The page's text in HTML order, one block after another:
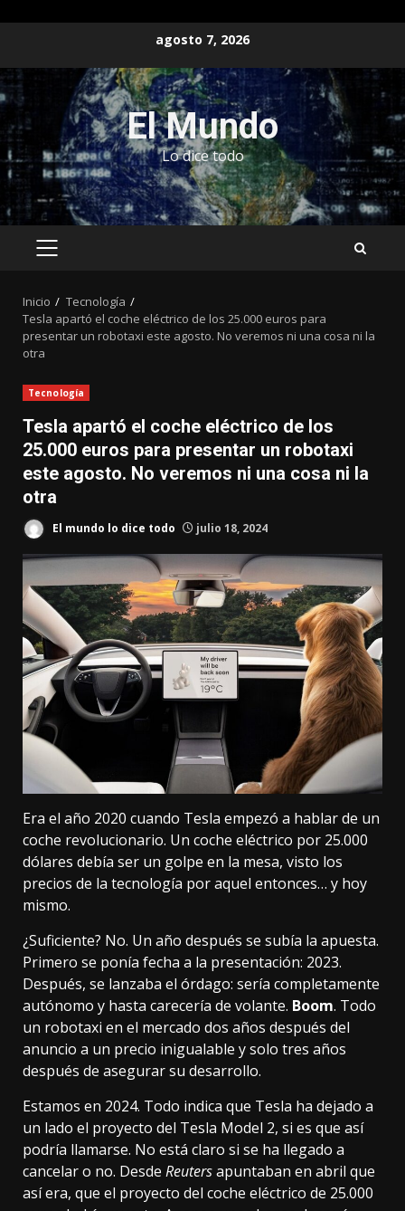
contenido
agosto 7, 2026
El Mundo
Lo dice todo
MENÚ
Inicio
Tecnología
Tesla apartó el coche eléctrico de los 25.000 euros para
presentar un robotaxi este agosto. No veremos ni una cosa ni la
otra
Tecnología
Tesla apartó el coche eléctrico de los
25.000 euros para presentar un robotaxi
este agosto. No veremos ni una cosa ni la
otra
El mundo lo dice todo julio 18, 2024
Era el año 2020 cuando Tesla empezó a hablar de un
coche revolucionario. Un coche eléctrico por 25.000
dólares debía ser un golpe en la mesa, visto los
precios de la tecnología por aquel entonces… y hoy
mismo.
¿Suficiente? No. Un año después se subía la apuesta.
Primero se ponía fecha a la presentación: 2023.
Después, se lanzaba el órdago: sería completamente
autónomo y hasta carecería de volante. Boom. Todo
un robotaxi en el mercado dos años después del
anuncio a un precio inigualable y solo tres años
después de asegurar su desarrollo.
Estamos en 2024. Todo indica que Tesla ha dejado a
un lado el proyecto del Tesla Model 2, si es que así
podría llamarse. No está claro si se ha llegado a
cancelar o no. Desde Reutersapuntaban en abril que
así era, que el proyecto del coche eléctrico de 25.000